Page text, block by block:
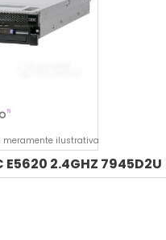
meramente ilustrativa
2.4GHZ 7945D2U